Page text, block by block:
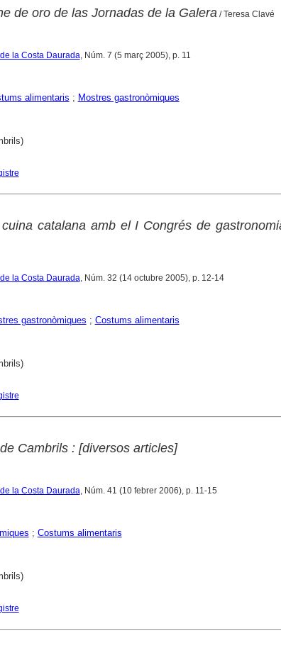
de oro de las Jornadas de la Galera / Teresa Clavé
la Costa Daurada , Núm. 7 (5 març 2005), p. 11
alimentaris ; Mostres gastronòmiques
catalana amb el I Congrés de
la Costa Daurada, Núm. 32 (14 octubre 2005), p. 12-14
gastronòmiques ; Costums alimentaris
Cambrils : [diversos articles]
la Costa Daurada, Núm. 41 (10 febrer 2006), p. 11-15
; Costums alimentaris